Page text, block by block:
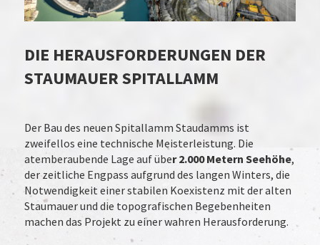
DIE HERAUSFORDERUNGEN DER
STAUMAUER SPITALLAMM
Der Bau des neuen Spitallamm Staudamms ist
zweifellos eine technische Meisterleistung. Die
atemberaubende Lage auf über 2.000 Metern Seehöhe,
der zeitliche Engpass aufgrund des langen Winters, die
Notwendigkeit einer stabilen Koexistenz mit der alten
Staumauer und die topografischen Begebenheiten
machen das Projekt zu einer wahren Herausforderung.